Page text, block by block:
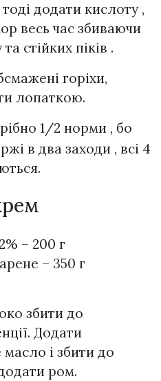
додати кислоту ,
весь час збиваючи
стійких піків .
горіхи,
лопаткою.
1/2 норми , бо
в два заходи , всі 4
– 200 г
– 350 г
збити до
Додати
і збити до
ром.